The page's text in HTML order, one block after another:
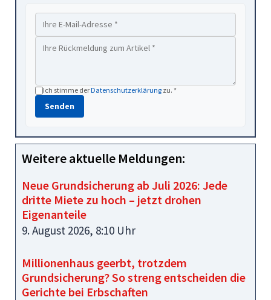
Ich stimme derDatenschutzerklärung zu. *
Senden
Weitere aktuelle Meldungen:
Neue Grundsicherung ab Juli 2026: Jede
dritte Miete zu hoch – jetzt drohen
Eigenanteile
9. August 2026, 8:10 Uhr
Millionenhaus geerbt, trotzdem
Grundsicherung? So streng entscheiden die
Gerichte bei Erbschaften